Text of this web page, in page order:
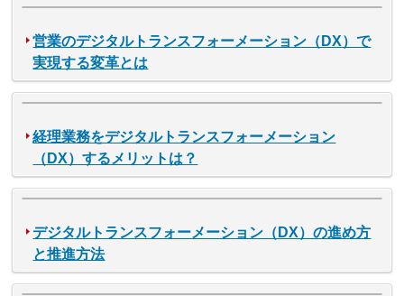
営業のデジタルトランスフォーメーション（DX）で
実現する変革とは
経理業務をデジタルトランスフォーメーション
（DX）するメリットは？
デジタルトランスフォーメーション（DX）の進め方
と推進方法